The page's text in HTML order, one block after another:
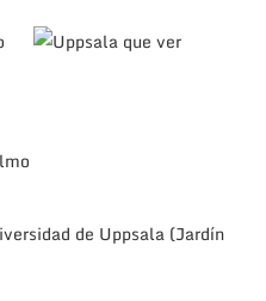
de Uppsala (Jardín